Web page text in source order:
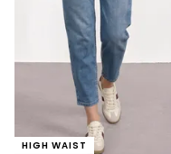
HIGH WAIST